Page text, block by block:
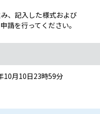
、記入した様式および
請を行ってください。
10月10日23時59分